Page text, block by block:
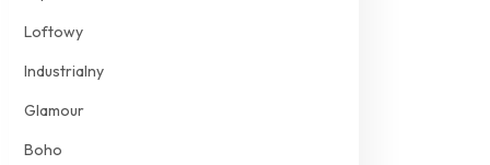
Loftowy
Industrialny
Glamour
Boho